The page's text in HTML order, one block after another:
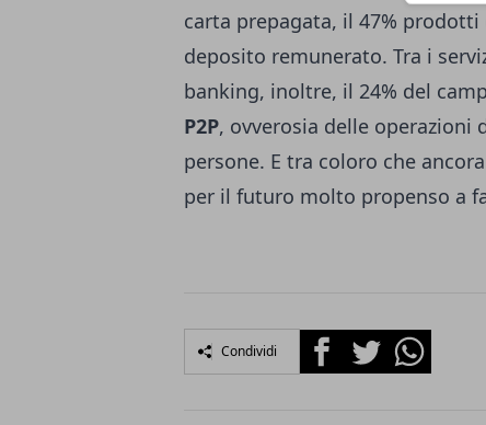
carta prepagata, il 47%
deposito remunerato. Tra i
banking, inoltre, il 24% del
P2P, ovverosia delle
persone. E tra coloro che
per il futuro molto propenso a
Condividi FacebookTwitterWhatsapp